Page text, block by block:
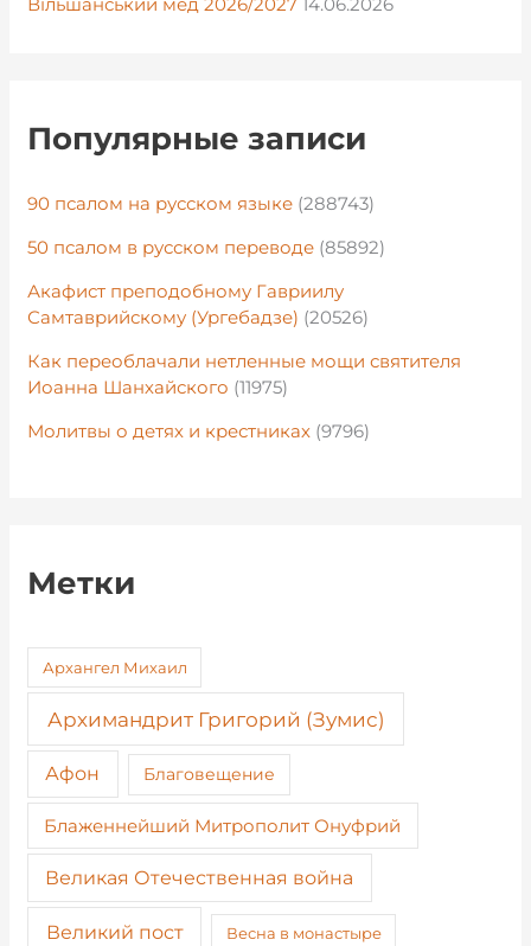
Вільшанський мед 2026/2027 14.06.2026
Популярные записи
90 псалом на русском языке (288743)
50 псалом в русском переводе (85892)
Акафист преподобному Гавриилу
Самтаврийскому (Ургебадзе) (20526)
Как переоблачали нетленные мощи святителя
Иоанна Шанхайского (11975)
Молитвы о детях и крестниках (9796)
Метки
Архангел Михаил
Архимандрит Григорий (Зумис)
Афон Благовещение
Блаженнейший Митрополит Онуфрий
Великая Отечественная война
Великий пост Весна в монастыре